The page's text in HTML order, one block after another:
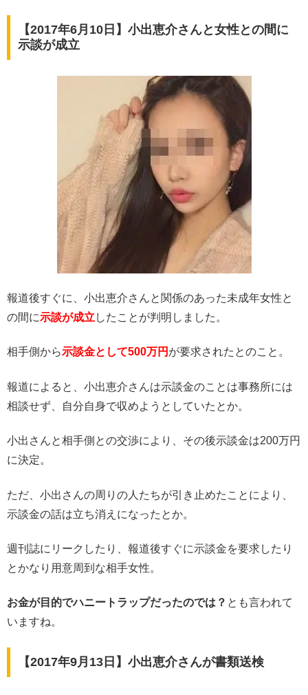
【2017年6月10日】小出恵介さんと女性との間に
示談が成立
報道後すぐに、小出恵介さんと関係のあった未成年女性と
の間に示談が成立 したことが判明しました。
相手側から示談金として500万円 が要求されたとのこと。
報道によると、小出恵介さんは示談金のことは事務所には
相談せず、自分自身で収めようとしていたとか。
小出さんと相手側との交渉により、その後示談金は200万円
に決定。
ただ、小出さんの周りの人たちが引き止めたことにより、
示談金の話は立ち消えになったとか。
週刊誌にリークしたり、報道後すぐに示談金を要求したり
とかなり用意周到な相手女性。
お金が目的でハニートラップだったのでは？ とも言われて
いますね。
【2017年9月13日】小出恵介さんが書類送検